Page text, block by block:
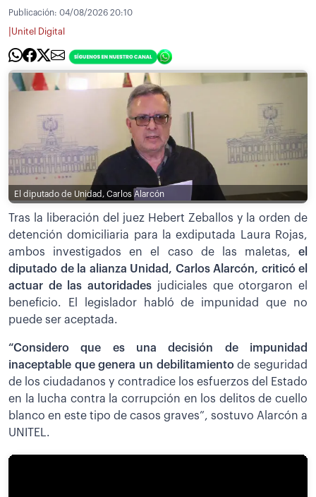
Publicación: 04/08/2026 20:10
Unitel Digital
El diputado de Unidad, Carlos Alarcón
Tras la liberación del juez Hebert Zeballos y la orden de
detención domiciliaria para la exdiputada Laura Rojas,
ambos investigados en el caso de las maletas, el
diputado de la alianza Unidad, Carlos Alarcón, criticó el
actuar de las autoridades judiciales que otorgaron el
beneficio. El legislador habló de impunidad que no
puede ser aceptada.
“Considero que es una decisión de impunidad
inaceptable que genera un debilitamientode seguridad
de los ciudadanos y contradice los esfuerzos del Estado
en la lucha contra la corrupción en los delitos de cuello
blanco en este tipo de casos graves”, sostuvo Alarcón a
UNITEL.